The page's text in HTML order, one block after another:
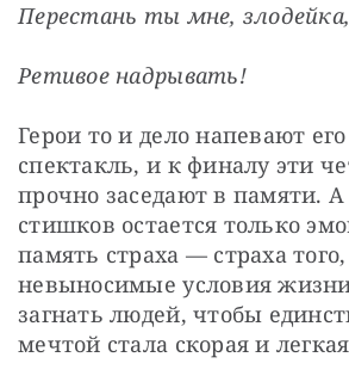
Перестань ты мне, злодейка,
Ретивое надрывать!
Герои то и дело напевают
спектакль, и к финалу эти
прочно заседают в памяти. А
стишков остается только
память страха — страха
невыносимые условия
загнать людей, чтобы
мечтой стала скорая и